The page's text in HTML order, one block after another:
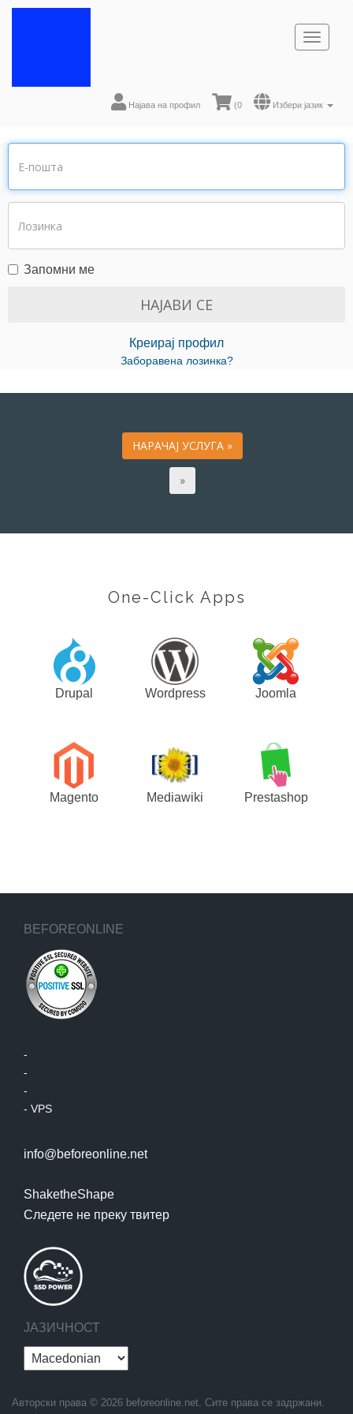
Toggle
Избери јазик
(0
Најава на профил
Запомни ме
Креирај профил
Заборавена лозинка?
One-Click Apps
Drupal Wordpress Joomla
Magento Mediawiki Prestashop
BEFOREONLINE
-
-
-
- VPS
info@beforeonline.net
ShaketheShape
Следете не преку твитер
ЈАЗИЧНОСТ
Aвторски права © 2026 beforeonline.net. Сите права се задржани.